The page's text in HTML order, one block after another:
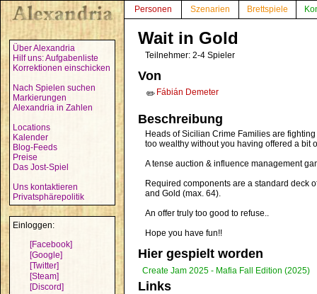
Über Alexandria
Hilf uns: Aufgabenliste
Korrektionen einschicken
Nach Spielen suchen
Markierungen
Alexandria in Zahlen
Locations
Kalender
Blog-Feeds
Preise
Das Jost-Spiel
Uns kontaktieren
Privatsphärepolitik
Einloggen:
[Facebook]
[Google]
[Twitter]
[Steam]
[Discord]
Personen Szenarien Brettspiele
Wait in Gold
Teilnehmer: 2-4 Spieler
Von
✏️ Fábián Demeter
Beschreibung
Heads of Sicilian Crime Families are
too wealthy without you having offered a bit
A tense auction & influence management
Required components are a standard deck
and Gold (max. 64).
An offer truly too good to refuse..
Hope you have fun!!
Hier gespielt worden
Create Jam 2025 - Mafia Fall Edition (2025)
Links